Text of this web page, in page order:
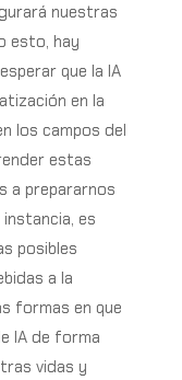
nuestras
esto, hay
que la IA
en la
los campos del
estas
a prepararnos
es
posibles
a la
formas en que
IA de forma
vidas y